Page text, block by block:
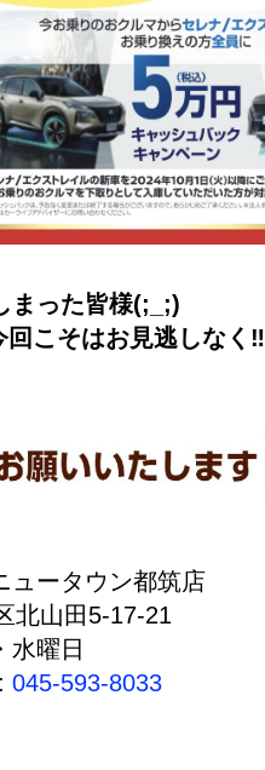
まった皆様(;_;)
こそはお見逃しなく‼️
ータウン都筑店
北山田5-17-21
曜日
045-593-8033